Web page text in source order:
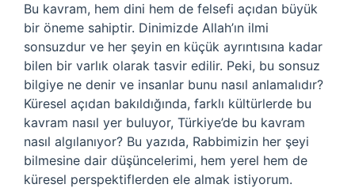
Bu kavram, hem dini hem de felsefi açıdan büyük
bir öneme sahiptir. Dinimizde Allah’ın ilmi
sonsuzdur ve her şeyin en küçük ayrıntısına kadar
bilen bir varlık olarak tasvir edilir. Peki, bu sonsuz
bilgiye ne denir ve insanlar bunu nasıl anlamalıdır?
Küresel açıdan bakıldığında, farklı kültürlerde bu
kavram nasıl yer buluyor, Türkiye’de bu kavram
nasıl algılanıyor? Bu yazıda, Rabbimizin her şeyi
bilmesine dair düşüncelerimi, hem yerel hem de
küresel perspektiflerden ele almak istiyorum.